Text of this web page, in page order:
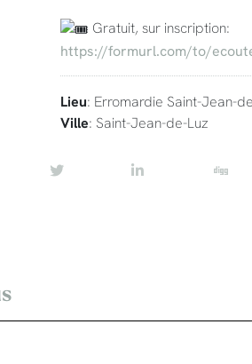
Gratuit, sur inscription:
https://formurl.com/to/
Lieu: Erromardie Saint-Jean-
Ville: Saint-Jean-de-Luz